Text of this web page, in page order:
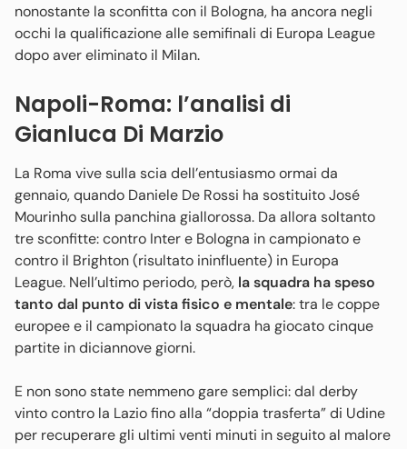
nonostante la sconfitta con il Bologna, ha ancora negli
occhi la qualificazione alle semifinali di Europa League
dopo aver eliminato il Milan.
Napoli-Roma: l’analisi di
Gianluca Di Marzio
La Roma vive sulla scia dell’entusiasmo ormai da
gennaio, quando Daniele De Rossi ha sostituito José
Mourinho sulla panchina giallorossa. Da allora soltanto
tre sconfitte: contro Inter e Bologna in campionato e
contro il Brighton (risultato ininfluente) in Europa
League. Nell’ultimo periodo, però, la squadra ha speso
tanto dal punto di vista fisico e mentale: tra le coppe
europee e il campionato la squadra ha giocato cinque
partite in diciannove giorni.
E non sono state nemmeno gare semplici: dal derby
vinto contro la Lazio fino alla “doppia trasferta” di Udine
per recuperare gli ultimi venti minuti in seguito al malore